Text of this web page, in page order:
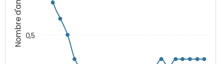
Nombre d'années 0,5